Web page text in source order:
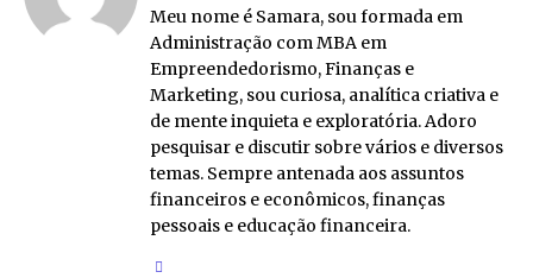
Meu nome é Samara, sou formada em
Administração com MBA em
Empreendedorismo, Finanças e
Marketing, sou curiosa, analítica criativa e
de mente inquieta e exploratória. Adoro
pesquisar e discutir sobre vários e diversos
temas. Sempre antenada aos assuntos
financeiros e econômicos, finanças
pessoais e educação financeira.